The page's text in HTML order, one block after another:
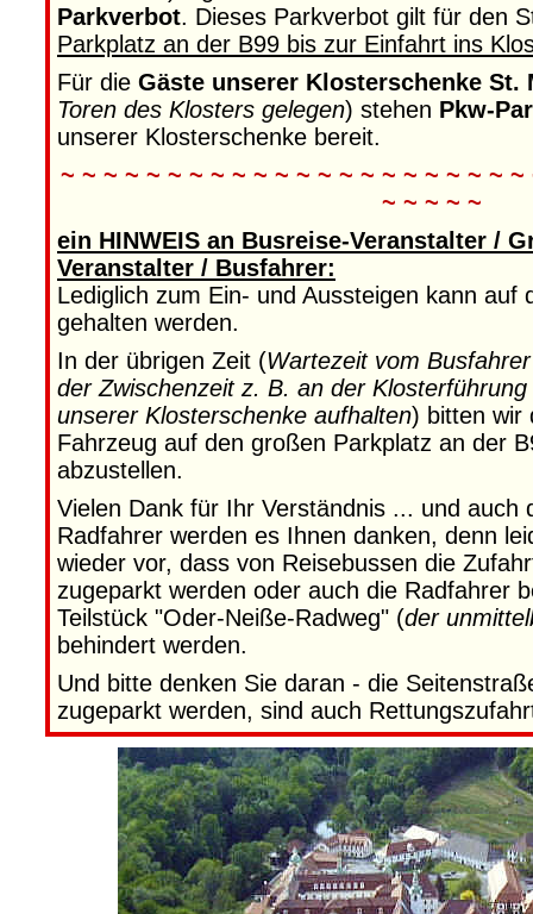
Parkverbot. Dieses Parkverbot gilt für den
Parkplatz an der B99 bis zur Einfahrt ins
Für die Gäste unserer Klosterschenke St.
Toren des Klosters gelegen) stehen Pkw-
unserer Klosterschenke bereit.
~ ~ ~ ~ ~ ~ ~ ~ ~ ~ ~ ~ ~ ~ ~ ~ ~ ~ ~ ~ ~
~ ~ ~ ~ ~
ein HINWEIS an Busreise-Veranstalter /
Veranstalter / Busfahrer:
Lediglich zum Ein- und Aussteigen kann auf
gehalten werden.
In der übrigen Zeit (Wartezeit vom
der Zwischenzeit z. B. an der
unserer Klosterschenke aufhalten) bitten wir
Fahrzeug auf den großen Parkplatz an der
abzustellen.
Vielen Dank für Ihr Verständnis ... und auch
Radfahrer werden es Ihnen danken, denn
wieder vor, dass von Reisebussen die
zugeparkt werden oder auch die Radfahrer
Teilstück "Oder-Neiße-Radweg" (der
behindert werden.
Und bitte denken Sie daran - die
zugeparkt werden, sind auch